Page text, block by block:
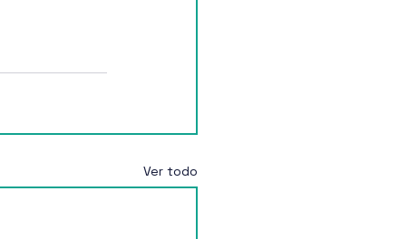
Ver todo